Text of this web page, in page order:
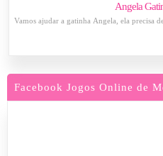
Angela
Vamos ajudar a gatinha Ângela, ela precisa
Facebook Jogos Online de